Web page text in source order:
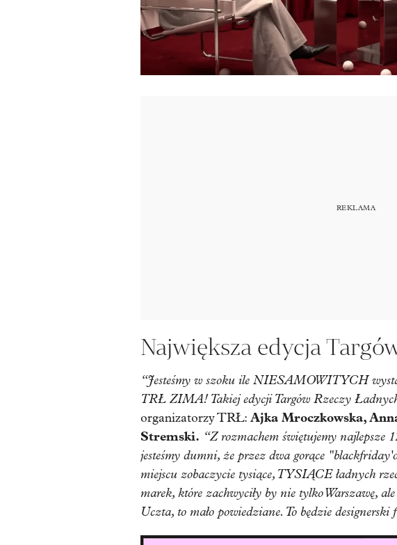
Największa edycja
“Jesteśmy w szoku ile NIESAMOWITYCH
TRŁ ZIMA! Takiej edycji Targów Rzeczy
organizatorzy TRŁ: Ajka Mroczkowska,
Stremski. “Z rozmachem świętujemy
jesteśmy dumni, że przez dwa gorące
miejscu zobaczycie tysiące, TYSIĄCE ładnych
marek, które zachwyciły by nie tylko Warszawę,
Uczta, to mało powiedziane. To będzie